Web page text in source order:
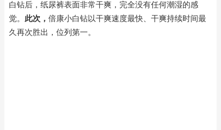
白钻后，纸尿裤表面非常干爽，完全没有任何潮湿的感
觉。 此次， 倍康小白钻以干爽速度最快、干爽持续时间最
久再次胜出，位列第一。